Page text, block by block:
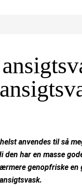
anvendes til så
har en masse
genopfriske en